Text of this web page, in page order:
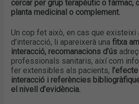
cercar per grup terapèutic o fàrmac,
planta medicinal o complement.
Un cop fet això, en cas que existeixi
d’interacció, li apareixerà una fitxa
interacció, recomanacions d’ús
professionals sanitaris, així com
fer extensibles als pacients,
interacció i referències
el nivell d’evidència.